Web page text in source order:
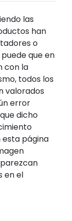
las
han
o
que en
con la
todos los
valorados
error
dicho
página
en el